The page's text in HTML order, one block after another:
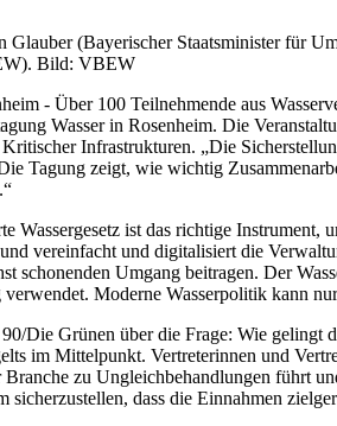
(Bayerischer Staatsminister für
Bild: VBEW
- Über 100 Teilnehmende aus
Wasser in Rosenheim. Die
Infrastrukturen. „Die
Tagung zeigt, wie wichtig
ist das richtige
vereinfacht und digitalisiert die
schonenden Umgang beitragen. Der
Moderne Wasserpolitik kann
Die Grünen über die Frage: Wie
im Mittelpunkt. Vertreterinnen und
zu Ungleichbehandlungen führt
dass die Einnahmen